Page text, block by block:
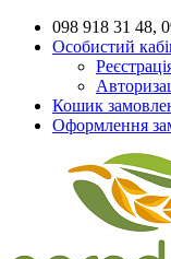
098 918 31 48,
Особистий
Кошик
Оформлення